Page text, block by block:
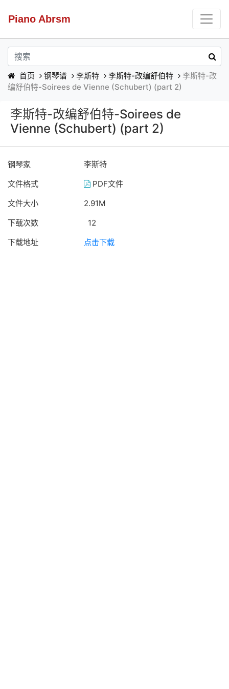
Piano Abrsm
首页 钢琴谱 李斯特 李斯特-改编舒伯特
李斯特-改
编舒伯特-Soirees de Vienne (Schubert) (part 2)
李斯特-改编舒伯特-Soirees de
Vienne (Schubert) (part 2)
钢琴家
李斯特
文件格式
PDF文件
文件大小
2.91M
下载次数
12
下载地址
点击下载